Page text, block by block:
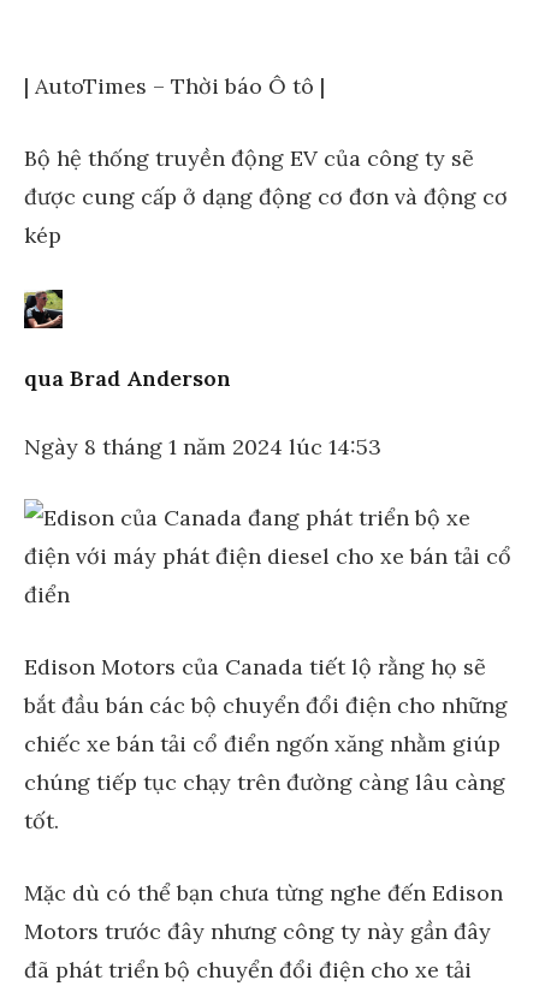
| AutoTimes – Thời báo Ô tô |
Bộ hệ thống truyền động EV của công ty sẽ
được cung cấp ở dạng động cơ đơn và động cơ
kép
qua Brad Anderson
Ngày 8 tháng 1 năm 2024 lúc 14:53
Edison Motors của Canada tiết lộ rằng họ sẽ
bắt đầu bán các bộ chuyển đổi điện cho những
chiếc xe bán tải cổ điển ngốn xăng nhằm giúp
chúng tiếp tục chạy trên đường càng lâu càng
tốt.
Mặc dù có thể bạn chưa từng nghe đến Edison
Motors trước đây nhưng công ty này gần đây
đã phát triển bộ chuyển đổi điện cho xe tải